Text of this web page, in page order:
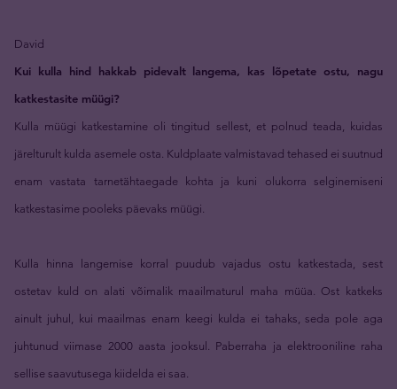
David
Kui kulla hind hakkab pidevalt langema, kas lõpetate ostu, nagu
katkestasite müügi?
Kulla müügi katkestamine oli tingitud sellest, et polnud teada, kuidas
järelturult kulda asemele osta. Kuldplaate valmistavad tehased ei suutnud
enam vastata tarnetähtaegade kohta ja kuni olukorra selginemiseni
katkestasime pooleks päevaks müügi.
Kulla hinna langemise korral puudub vajadus ostu katkestada, sest
ostetav kuld on alati võimalik maailmaturul maha müüa. Ost katkeks
ainult juhul, kui maailmas enam keegi kulda ei tahaks, seda pole aga
juhtunud viimase 2000 aasta jooksul. Paberraha ja elektrooniline raha
sellise saavutusega kiidelda ei saa.